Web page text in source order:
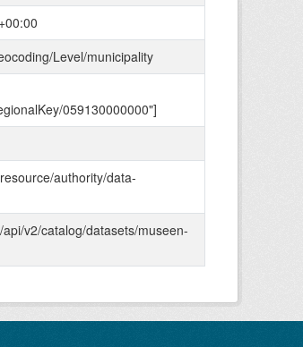
Level/municipality
059130000000"]
authority/data-
v2/catalog/datasets/museen-